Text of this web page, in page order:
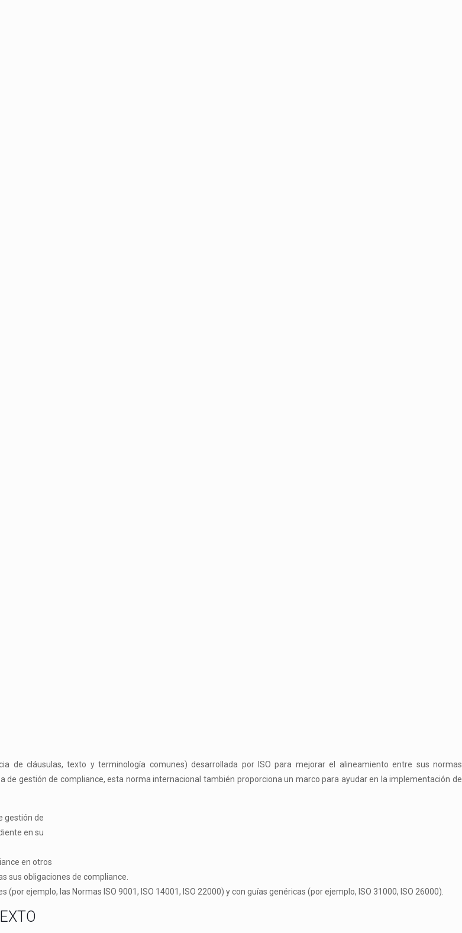
de cláusulas, texto y terminología comunes) desarrollada por ISO para mejorar el alineamiento entre sus normas
de gestión de compliance, esta norma internacional también proporciona un marco para ayudar en la implementación de
gestión de
en su
en otros
sus obligaciones de compliance
ejemplo, las Normas ISO 9001, ISO 14001, ISO 22000) y con guías genéricas (por ejemplo, ISO 31000, ISO 26000).